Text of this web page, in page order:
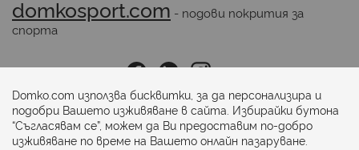
domkosport.com - подови покрития за
спорта
Последвайте ни:
Начини на плащане:
Domko.com използва бисквитки, за да персонализира и
подобри Вашето изживяване в сайта. Избирайки бутона
“Съгласявам се”, можем да Ви предоставим по-добро
изживяване по време на Вашето онлайн пазаруване.